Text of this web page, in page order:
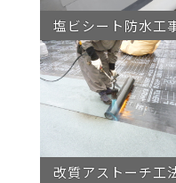
塩ビシート防水工
改質アストーチ工